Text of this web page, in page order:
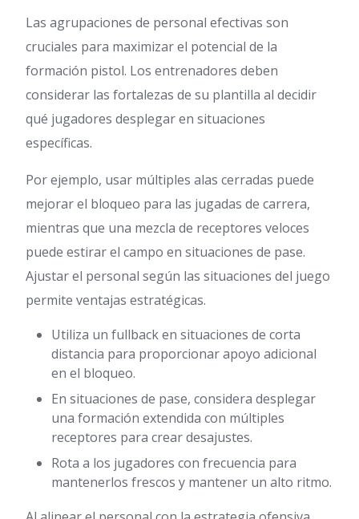
Las agrupaciones de personal efectivas son
cruciales para maximizar el potencial de la
formación pistol. Los entrenadores deben
considerar las fortalezas de su plantilla al decidir
qué jugadores desplegar en situaciones
específicas.
Por ejemplo, usar múltiples alas cerradas puede
mejorar el bloqueo para las jugadas de carrera,
mientras que una mezcla de receptores veloces
puede estirar el campo en situaciones de pase.
Ajustar el personal según las situaciones del juego
permite ventajas estratégicas.
Utiliza un fullback en situaciones de corta
distancia para proporcionar apoyo adicional
en el bloqueo.
En situaciones de pase, considera desplegar
una formación extendida con múltiples
receptores para crear desajustes.
Rota a los jugadores con frecuencia para
mantenerlos frescos y mantener un alto ritmo.